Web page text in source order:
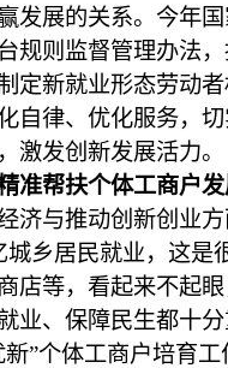
发展的关系。今年
规则监督管理办法
定新就业形态劳动
自律、优化服务，
激发创新发展活力。
准帮扶个体工商户
济与推动创新创业
乡居民就业，这是
店等，看起来不起
业、保障民生都十
”个体工商户培育工